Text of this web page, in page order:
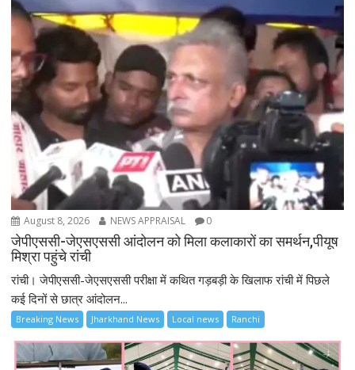
August 8, 2026 NEWS APPRAISAL 0
जेपीएससी-जेएसएससी आंदोलन को मिला कलाकारों का समर्थन,पीयूष
मिश्रा पहुंचे रांची
रांची। जेपीएससी-जेएसएससी परीक्षा में कथित गड़बड़ी के खिलाफ रांची में पिछले
कई दिनों से छात्र आंदोलन...
Breaking News Jharkhand News Local news Ranchi